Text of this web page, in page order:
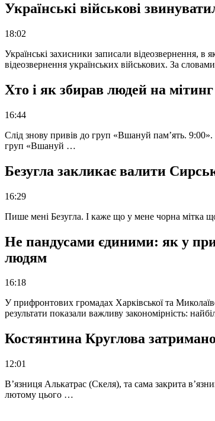
Українські військові
18:02
Українські захисники записали відеозвернення, в
відеозвернення українських військових. За
Хто і як збирав людей на
16:44
Слід знову привів до груп «Вшануй пам’ять.
груп «Вшануй …
Безугла закликає валити
16:29
Пише мені Безугла. І каже що у мене чорна мітка
Не пандусами єдиними: як у
людям
16:18
У прифронтових громадах Харківської та
результати показали важливу закономірність:
Костянтина Круглова
12:01
В’язниця Алькатрас (Скеля), та сама закрита
лютому цього …